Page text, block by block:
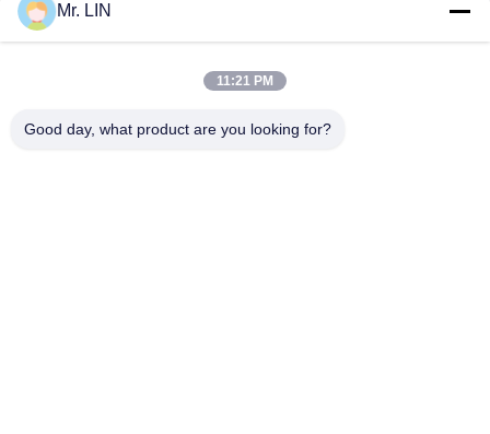
Guangdong Jinhonghai New Material
Mr. LIN
11:21 PM
Good day, what product are you looking for?